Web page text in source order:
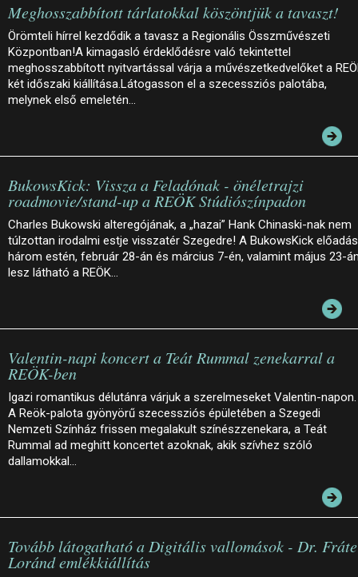
Meghosszabbított tárlatokkal köszöntjük a tavaszt!
Örömteli hírrel kezdődik a tavasz a Regionális Összművészeti
Központban!A kimagasló érdeklődésre való tekintettel
meghosszabbított nyitvartással várja a művészetkedvelőket a
két időszaki kiállítása.Látogasson el a szecessziós palotába,
melynek első emeletén…
BukowsKick: Vissza a Feladónak - önéletrajzi
roadmovie/stand-up a REÖK Stúdiószínpadon
Charles Bukowski alteregójának, a „hazai” Hank Chinaski-nak nem
túlzottan irodalmi estje visszatér Szegedre! A BukowsKick
három estén, február 28-án és március 7-én, valamint május 23-
lesz látható a REÖK…
Valentin-napi koncert a Teát Rummal zenekarral a
REÖK-ben
Igazi romantikus délutánra várjuk a szerelmeseket Valentin-napon.
A Reök-palota gyönyörű szecessziós épületében a Szegedi
Nemzeti Színház frissen megalakult színészzenekara, a Teát
Rummal ad meghitt koncertet azoknak, akik szívhez szóló
dallamokkal…
Tovább látogatható a Digitális vallomások - Dr.
Loránd emlékkiállítás